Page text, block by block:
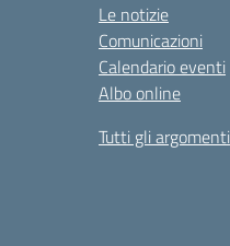
Le notizie
Comunicazioni
Calendario eventi
Albo online
Tutti gli argomenti